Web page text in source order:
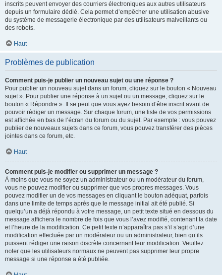
inscrits peuvent envoyer des courriers électroniques aux autres utilisateurs
depuis un formulaire dédié. Cela permet d’empêcher une utilisation abusive
du système de messagerie électronique par des utilisateurs malveillants ou
des robots.
Haut
Problèmes de publication
Comment puis-je publier un nouveau sujet ou une réponse ?
Pour publier un nouveau sujet dans un forum, cliquez sur le bouton « Nouveau
sujet ». Pour publier une réponse à un sujet ou un message, cliquez sur le
bouton « Répondre ». Il se peut que vous ayez besoin d’être inscrit avant de
pouvoir rédiger un message. Sur chaque forum, une liste de vos permissions
est affichée en bas de l’écran du forum ou du sujet. Par exemple : vous pouvez
publier de nouveaux sujets dans ce forum, vous pouvez transférer des pièces
jointes dans ce forum, etc.
Haut
Comment puis-je modifier ou supprimer un message ?
À moins que vous ne soyez un administrateur ou un modérateur du forum,
vous ne pouvez modifier ou supprimer que vos propres messages. Vous
pouvez modifier un de vos messages en cliquant le bouton adéquat, parfois
dans une limite de temps après que le message initial ait été publié. Si
quelqu’un a déjà répondu à votre message, un petit texte situé en dessous du
message affichera le nombre de fois que vous l’avez modifié, contenant la date
et l’heure de la modification. Ce petit texte n’apparaîtra pas s’il s’agit d’une
modification effectuée par un modérateur ou un administrateur, bien qu’ils
puissent rédiger une raison discrète concernant leur modification. Veuillez
noter que les utilisateurs normaux ne peuvent pas supprimer leur propre
message si une réponse a été publiée.